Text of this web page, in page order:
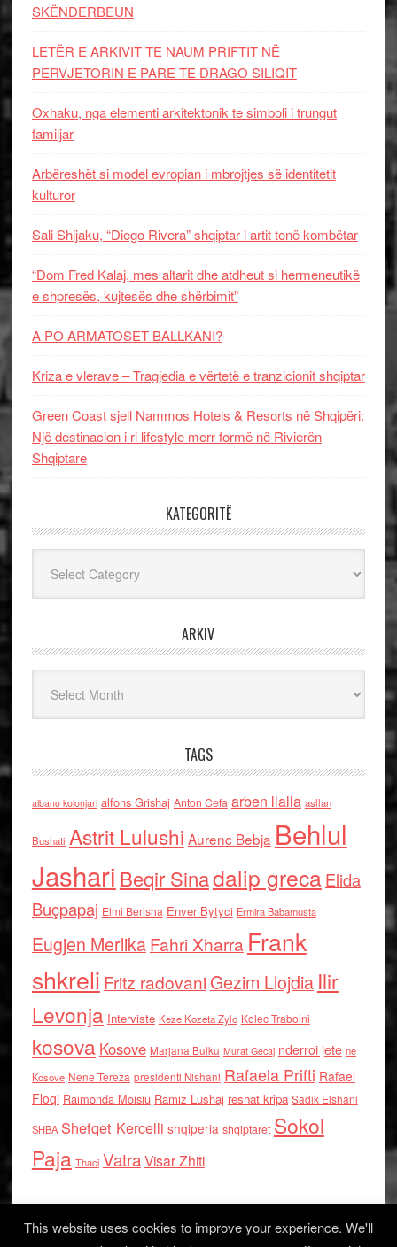
SKËNDERBEUN
LETËR E ARKIVIT TE NAUM PRIFTIT NË
PERVJETORIN E PARE TE DRAGO SILIQIT
Oxhaku, nga elementi arkitektonik te simboli i trungut
familjar
Arbëreshët si model evropian i mbrojtjes së identitetit
kulturor
Sali Shijaku, “Diego Rivera” shqiptar i artit tonë kombëtar
“Dom Fred Kalaj, mes altarit dhe atdheut si hermeneutikë
e shpresës, kujtesës dhe shërbimit”
A PO ARMATOSET BALLKANI?
Kriza e vlerave – Tragjedia e vërtetë e tranzicionit shqiptar
Green Coast sjell Nammos Hotels & Resorts në Shqipëri:
Një destinacion i ri lifestyle merr formë në Rivierën
Shqiptare
KATEGORITË
ARKIV
TAGS
albano kolonjari alfons Grishaj Anton Cefa arben llalla asllan
Bushati Astrit Lulushi Aurenc Bebja Behlul
Jashari Beqir Sinadalip grecaElida
Buçpapaj Elmi Berisha Enver Bytyci Ermira Babamusta
Eugjen MerlikaFahri Xharra Frank
shkreli Fritz radovaniGezim Llojdia Ilir
Levonja Interviste Keze Kozeta Zylo Kolec Traboini
kosova Kosove Marjana Bulku Murat Gecaj nderroi jete ne
Kosove Nene Tereza presidenti Nishani Rafaela Prifti Rafael
Floqi Raimonda Moisiu Ramiz Lushaj reshat kripa Sadik Elshani
SHBA Shefqet Kercelli shqiperia shqiptaret Sokol
Paja Thaci VatraVisar Zhiti
This website uses cookies to improve your experience. We'll